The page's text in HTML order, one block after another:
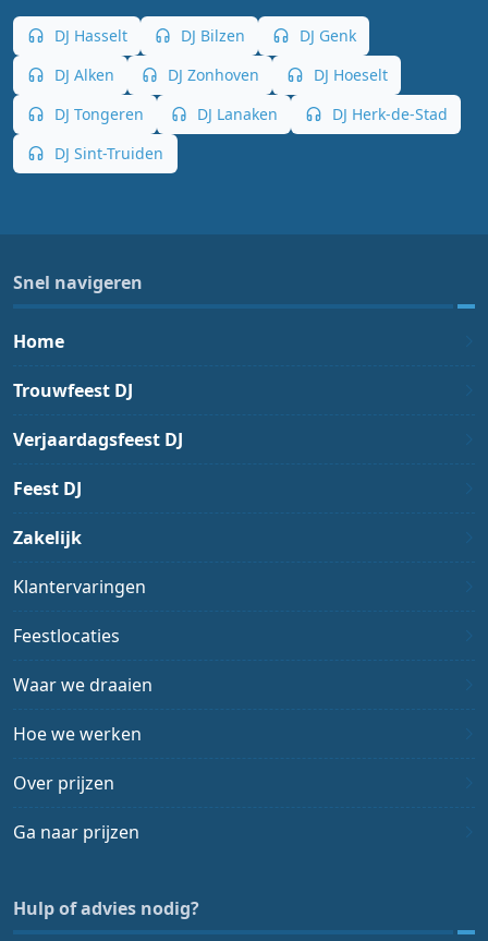
DJ Hasselt DJ Bilzen
DJ Genk
DJ Alken
DJ Zonhoven
DJ Hoeselt
DJ Tongeren
DJ Lanaken
DJ Herk-de-Stad
DJ Sint-Truiden
Snel navigeren
Home
Trouwfeest DJ
Verjaardagsfeest DJ
Feest DJ
Zakelijk
Klantervaringen
Feestlocaties
Waar we draaien
Hoe we werken
Over prijzen
Ga naar prijzen
Hulp of advies nodig?